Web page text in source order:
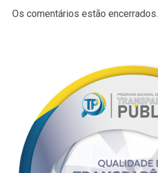
Os comentários estão encerrados.